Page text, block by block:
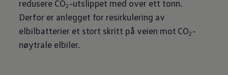
redusere CO2 -utslippet med over ett tonn.
Derfor er anlegget for resirkulering av
elbilbatterier et stort skritt på veien mot CO2 -
nøytrale elbiler.